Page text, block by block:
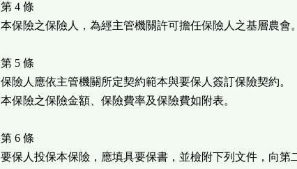
第 4 條
本保險之保險人，為經主管機關許可擔任保險人之基層農會。
第 5 條
保險人應依主管機關所定契約範本與要保人簽訂保險契約。
本保險之保險金額、保險費率及保險費如附表。
第 6 條
要保人投保本保險，應填具要保書，並檢附下列文件，向第